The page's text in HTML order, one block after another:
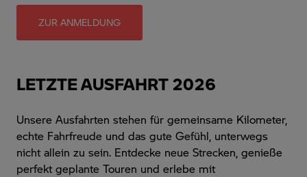
ZUR ANMELDUNG
LETZTE AUSFAHRT 2026
Unsere Ausfahrten stehen für gemeinsame Kilometer,
echte Fahrfreude und das gute Gefühl, unterwegs
nicht allein zu sein. Entdecke neue Strecken, genieße
perfekt geplante Touren und erlebe mit